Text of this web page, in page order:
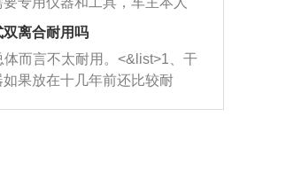
形成废气排出，就可以让三元
到清洗，排气管堵塞的情况就
解决。
大，导致机油流入燃烧室中，
。<&list>3、机油粘度。使用
过小的话，同样会有烧机油现
度过小具有很好的流动性，
，需要将车辆送到修理厂或4s
车辆半轴套管防尘罩破
后会出现漏油现象，使半轴磨
损的半轴容易损坏，产生异
稳定器的转向胶套和球头
双离合耐用吗
体而言不太耐用。<&list>1、干
如果放在十几年前还比较耐